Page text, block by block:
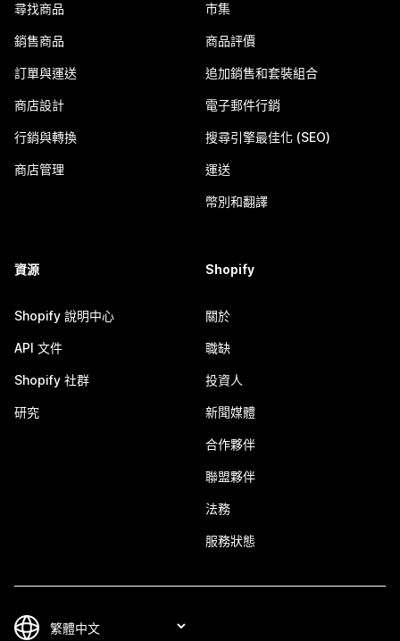
尋找商品
銷售商品
訂單與運送
商店設計
行銷與轉換
商店管理
市集
商品評價
追加銷售和套裝組合
電子郵件行銷
搜尋引擎最佳化 (SEO)
運送
幣別和翻譯
資源
Shopify 說明中心
API 文件
Shopify 社群
研究
Shopify
關於
職缺
投資人
新聞媒體
合作夥伴
聯盟夥伴
法務
服務狀態